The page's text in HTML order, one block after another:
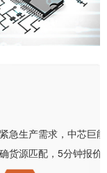
急生产需求，中芯巨能
货源匹配，5分钟报价